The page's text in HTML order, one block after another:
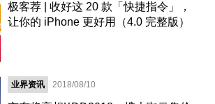
极客荐 | 收好这 20 款「快捷指令」，
让你的 iPhone 更好用（4.0 完整版）
业界资讯 2018/08/10